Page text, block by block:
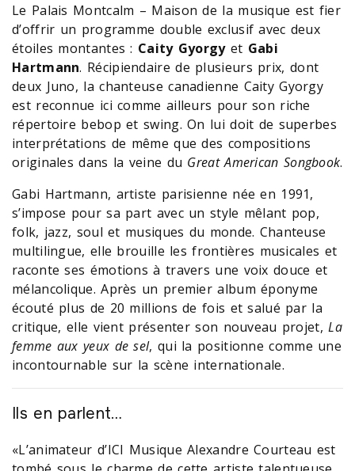
Le Palais Montcalm – Maison de la musique est fier
d’offrir un programme double exclusif avec deux
étoiles montantes : Caity Gyorgyet Gabi
Hartmann. Récipiendaire de plusieurs prix, dont
deux Juno, la chanteuse canadienne Caity Gyorgy
est reconnue ici comme ailleurs pour son riche
répertoire bebop et swing. On lui doit de superbes
interprétations de même que des compositions
originales dans la veine du Great American Songbook.
Gabi Hartmann, artiste parisienne née en 1991,
s’impose pour sa part avec un style mêlant pop,
folk, jazz, soul et musiques du monde. Chanteuse
multilingue, elle brouille les frontières musicales et
raconte ses émotions à travers une voix douce et
mélancolique. Après un premier album éponyme
écouté plus de 20 millions de fois et salué par la
critique, elle vient présenter son nouveau projet,La
femme aux yeux de sel, qui la positionne comme une
incontournable sur la scène internationale.
Ils en parlent…
«L’animateur d’ICI Musique Alexandre Courteau est